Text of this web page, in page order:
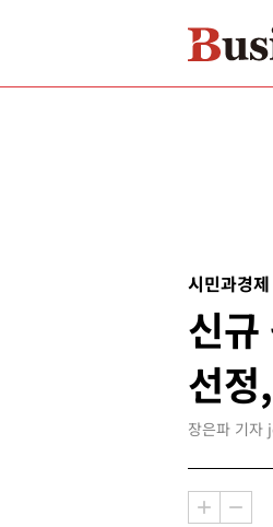
시민과경제
신규
선
장은파 기